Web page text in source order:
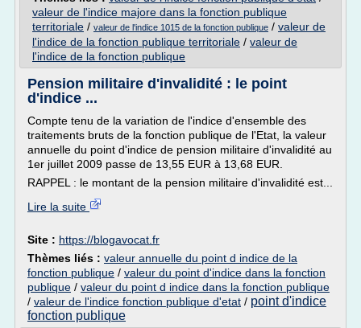
valeur de l'indice majore dans la fonction publique
territoriale / valeur de l'indice 1015 de la fonction publique / valeur de
l'indice de la fonction publique territoriale / valeur de
l'indice de la fonction publique
Pension militaire d'invalidité : le point
d'indice ...
Compte tenu de la variation de l'indice d'ensemble des
traitements bruts de la fonction publique de l'Etat, la valeur
annuelle du point d'indice de pension militaire d'invalidité au
1er juillet 2009 passe de 13,55 EUR à 13,68 EUR.
RAPPEL : le montant de la pension militaire d'invalidité est...
Lire la suite
Site : https://blogavocat.fr
Thèmes liés : valeur annuelle du point d indice de la
fonction publique / valeur du point d'indice dans la fonction
publique / valeur du point d indice dans la fonction publique
/ valeur de l'indice fonction publique d'etat / point d'indice
fonction publique